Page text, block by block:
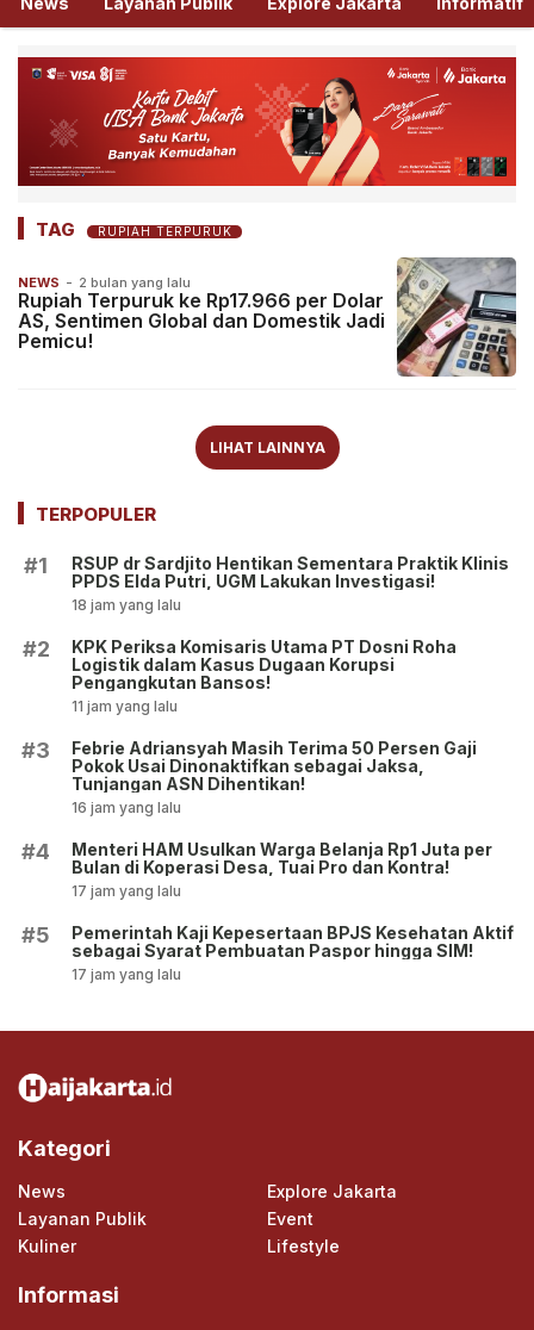
TAG RUPIAH TERPURUK
NEWS - 2 bulan yang lalu
Rupiah Terpuruk ke Rp17.966 per Dolar
AS, Sentimen Global dan Domestik Jadi
Pemicu!
LIHAT LAINNYA
TERPOPULER
#1
RSUP dr Sardjito Hentikan Sementara Praktik Klinis
PPDS Elda Putri, UGM Lakukan Investigasi!
18 jam yang lalu
#2
KPK Periksa Komisaris Utama PT Dosni Roha
Logistik dalam Kasus Dugaan Korupsi
Pengangkutan Bansos!
11 jam yang lalu
#3
Febrie Adriansyah Masih Terima 50 Persen Gaji
Pokok Usai Dinonaktifkan sebagai Jaksa,
Tunjangan ASN Dihentikan!
16 jam yang lalu
#4
Menteri HAM Usulkan Warga Belanja Rp1 Juta per
Bulan di Koperasi Desa, Tuai Pro dan Kontra!
17 jam yang lalu
#5
Pemerintah Kaji Kepesertaan BPJS Kesehatan Aktif
sebagai Syarat Pembuatan Paspor hingga SIM!
17 jam yang lalu
Kategori
News
Explore Jakarta
Layanan Publik
Event
Kuliner
Lifestyle
Informasi